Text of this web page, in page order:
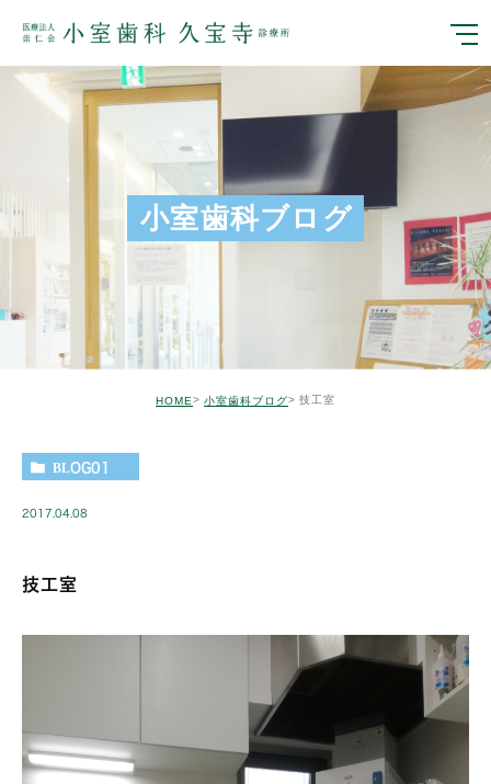
小室歯科ブログ
HOME 小室歯科ブログ 技工室
BLOG01
2017.04.08
技工室